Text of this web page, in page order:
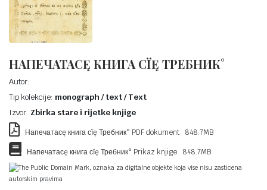
НАПЕЧАТАСĘ КНИГА СЇĘ ТРЕБНИК°
Autor:
Tip kolekcije: monograph / text / Text
Izvor: Zbirka stare i rijetke knjige
Напечатасę книга сїę Требник° PDF dokument 848.7MB
Напечатасę книга сїę Требник° Prikaz knjige 848.7MB
The Public Domain Mark, oznaka za digitalne objekte koja vise nisu zasticena
autorskim pravima